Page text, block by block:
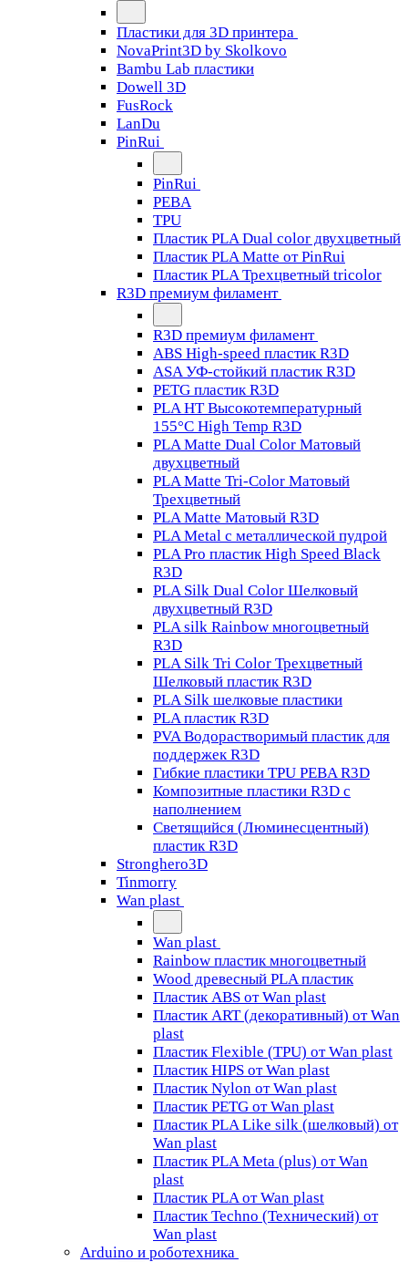
Пластики для 3D принтера
NovaPrint3D by Skolkovo
Bambu Lab пластики
Dowell 3D
FusRock
LanDu
PinRui
PinRui
PEBA
TPU
Пластик PLA Dual color двухцветный
Пластик PLA Matte от PinRui
Пластик PLA Трехцветный tricolor
R3D премиум филамент
R3D премиум филамент
ABS High-speed пластик R3D
ASA УФ-стойкий пластик R3D
PETG пластик R3D
PLA HT Высокотемпературный
155°C High Temp R3D
PLA Matte Dual Color Матовый
двухцветный
PLA Matte Tri-Color Матовый
Трехцветный
PLA Matte Матовый R3D
PLA Metal с металлической пудрой
PLA Pro пластик High Speed Black
R3D
PLA Silk Dual Color Шелковый
двухцветный R3D
PLA silk Rainbow многоцветный
R3D
PLA Silk Tri Color Трехцветный
Шелковый пластик R3D
PLA Silk шелковые пластики
PLA пластик R3D
PVA Водорастворимый пластик для
поддержек R3D
Гибкие пластики TPU PEBA R3D
Композитные пластики R3D с
наполнением
Светящийся (Люминесцентный)
пластик R3D
Stronghero3D
Tinmorry
Wan plast
Wan plast
Rainbow пластик многоцветный
Wood древесный PLA пластик
Пластик ABS от Wan plast
Пластик ART (декоративный) от Wan
plast
Пластик Flexible (TPU) от Wan plast
Пластик HIPS от Wan plast
Пластик Nylon от Wan plast
Пластик PETG от Wan plast
Пластик PLA Like silk (шелковый) от
Wan plast
Пластик PLA Meta (plus) от Wan
plast
Пластик PLA от Wan plast
Пластик Techno (Технический) от
Wan plast
Arduino и роботехника